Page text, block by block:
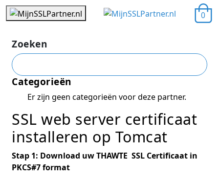
0
Zoeken
Categorieën
Er zijn geen categorieën voor deze partner.
SSL web server certificaat
installeren op Tomcat
Stap 1: Download uw THAWTE SSL Certificaat in
PKCS#7 format